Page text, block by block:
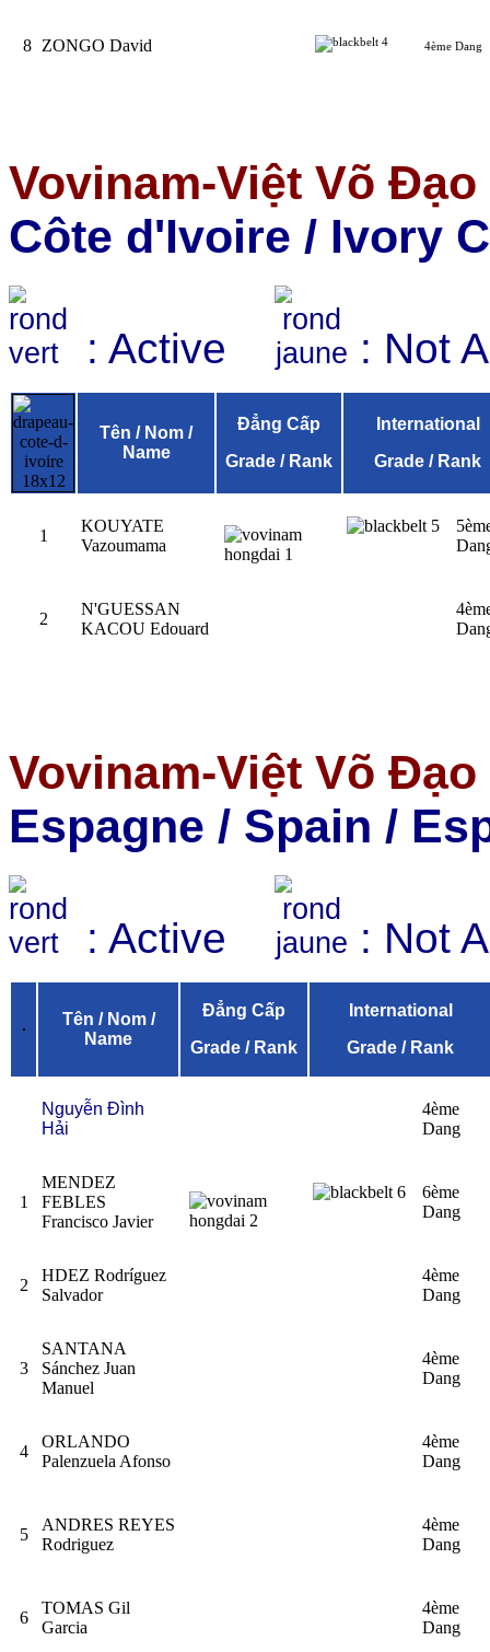
8 ZONGO David 4ème Dang
Vovinam-Việt Võ
Côte d'Ivoire / Ivory
: Active : Not
Tên / Nom /
Name
Đẳng Cấp
Grade / Rank
International
Grade / Rank
1
KOUYATE
Vazoumama
2
N'GUESSAN
KACOU Edouard
Vovinam-Việt Võ Đạo
Espagne / Spain /
: Active : Not
Tên / Nom /
Name
Đẳng Cấp
Grade / Rank
International
Grade / Rank
Nguyễn Đình
Hải
4ème
Dang
1
MENDEZ
FEBLES
Francisco Javier
6ème
Dang
2
HDEZ Rodríguez
Salvador
4ème
Dang
3
SANTANA
Sánchez Juan
Manuel
4ème
Dang
4
ORLANDO
Palenzuela Afonso
4ème
Dang
5
ANDRES REYES
Rodriguez
4ème
Dang
6
TOMAS Gil
Garcia
4ème
Dang